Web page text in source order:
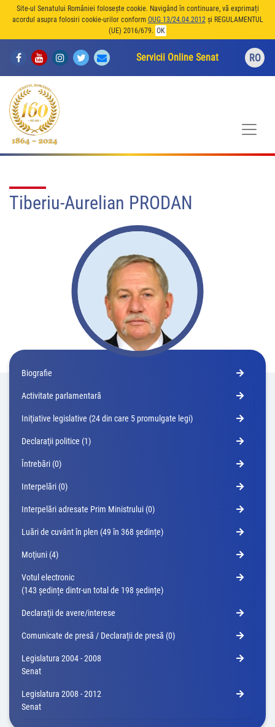
Site-ul Senatului României folosește cookie. Navigând în continuare, vă exprimați
acordul asupra folosiri cookie-urilor conform OUG 13/24.04.2012și REGULAMENTUL
(UE) 2016/679. OK
Servicii Online Senat RO
Tiberiu-Aurelian PRODAN
Biografie
Activitate parlamentară
Iniţiative legislative (24 din care 5 promulgate legi)
Declaraţii politice (1)
Întrebări (0)
Interpelări (0)
Interpelări adresate Prim Ministrului (0)
Luări de cuvânt în plen (49 în 368 ședințe)
Moţiuni (4)
Votul electronic
(143 ședințe dintr-un total de 198 ședințe)
Declaraţii de avere/interese
Comunicate de presă / Declarații de presă (0)
Legislatura 2004 - 2008
Senat
Legislatura 2008 - 2012
Senat